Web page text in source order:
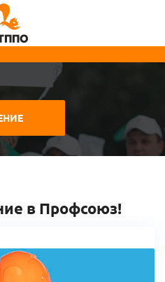
в Профсоюз!